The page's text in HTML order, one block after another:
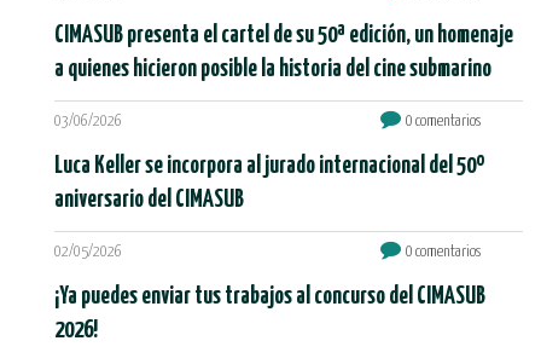
CIMASUB presenta el cartel de su 50ª edición, un homenaje
a quienes hicieron posible la historia del cine submarino
03/06/2026 0 comentarios
Luca Keller se incorpora al jurado internacional del 50º
aniversario del CIMASUB
02/05/2026 0 comentarios
¡Ya puedes enviar tus trabajos al concurso del CIMASUB
2026!